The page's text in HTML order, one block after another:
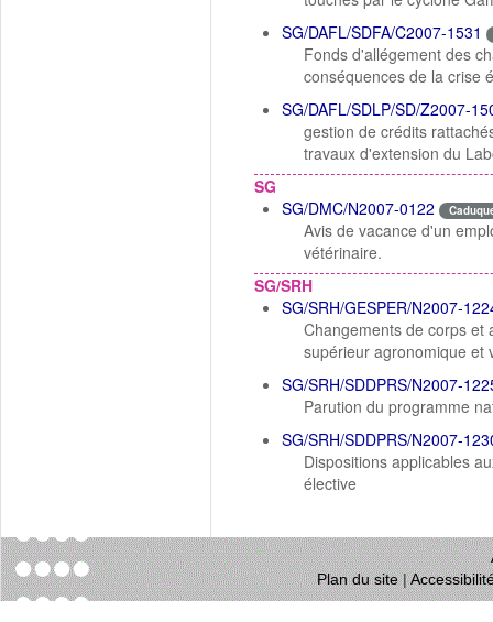
SG/DAFL/SDFA/C2007-1531
Fonds d'allégement des
conséquences de la crise
SG/DAFL/SDLP/SD/Z2007-
gestion de crédits
travaux d'extension du
SG
SG/DMC/N2007-0122
Avis de vacance d'un
vétérinaire.
SG/SRH
SG/SRH/GESPER/N2007-
Changements de corps et
supérieur agronomique et
SG/SRH/SDDPRS/N2007-
Parution du programme
SG/SRH/SDDPRS/N2007-
Dispositions applicables
élective
Plan du site|